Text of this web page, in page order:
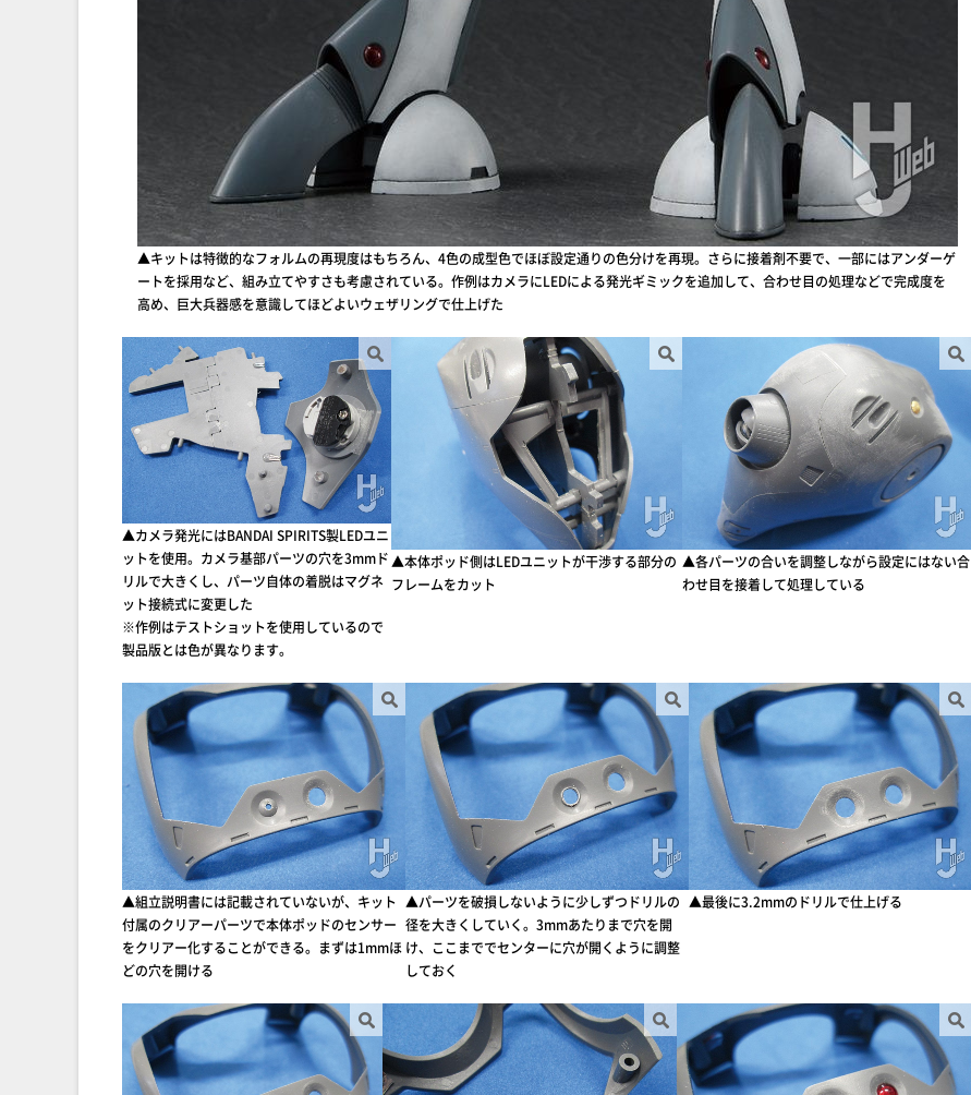
▲キットは特徴的なフォルムの再現度はもちろん、4色の成型色でほぼ設定通りの色分けを再現。さらに接着剤不要で、一部にはアンダーゲ
ートを採用など、組み立てやすさも考慮されている。作例はカメラにLEDによる発光ギミックを追加して、合わせ目の処理などで完成度を
高め、巨大兵器感を意識してほどよいウェザリングで仕上げた
▲カメラ発光にはBANDAI SPIRITS製LEDユニ
ットを使用。カメラ基部パーツの穴を3mmド
リルで大きくし、パーツ自体の着脱はマグネ
ット接続式に変更した
※作例はテストショットを使用しているので
製品版とは色が異なります。
▲本体ポッド側はLEDユニットが干渉する部分の
フレームをカット
▲各パーツの合いを調整しながら設定にはない合
わせ目を接着して処理している
▲組立説明書には記載されていないが、キット
付属のクリアーパーツで本体ポッドのセンサー
をクリアー化することができる。まずは1mmほ
どの穴を開ける
▲パーツを破損しないように少しずつドリルの
径を大きくしていく。3mmあたりまで穴を開
け、ここまででセンターに穴が開くように調整
しておく
▲最後に3.2mmのドリルで仕上げる